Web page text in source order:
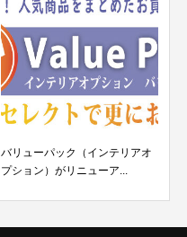
バリューパック（インテリアオ
プション）がリニューア...